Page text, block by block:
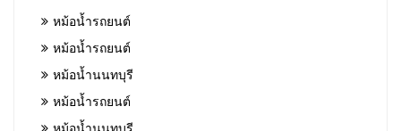
หม้อน้ำรถยนต์
หม้อน้ำรถยนต์
หม้อน้ำนนทบุรี
หม้อน้ำรถยนต์